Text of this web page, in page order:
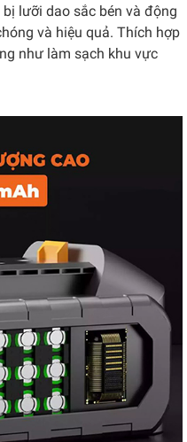
lưỡi dao sắc bén và động
và hiệu quả. Thích hợp
như làm sạch khu vực